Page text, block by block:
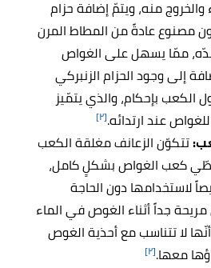
والخروج منه، ويتمّ إضافة حزام
مصنوع عادةً من المطاط المرن
ممّا يسهل على الغواص
إلى وجود الحزام الزنبركي
بإحكام، والذي يتمّيز
عند ارتدائه.[٢]
تتكوّن الزعانف مغلقة الكعب
كعب الغواص بشكلٍ كامل،
لاستخدامها دون الحاجة
مريحة جداً أثناء الغوص في الماء
لا تتناسب مع أحذية الغوص
معها.[٢]